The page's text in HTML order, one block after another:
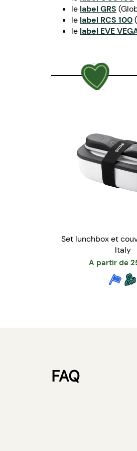
le label GRS
le label RCS 100
le label EVE
Set lunchbox et
Italy
A partir de
FAQ